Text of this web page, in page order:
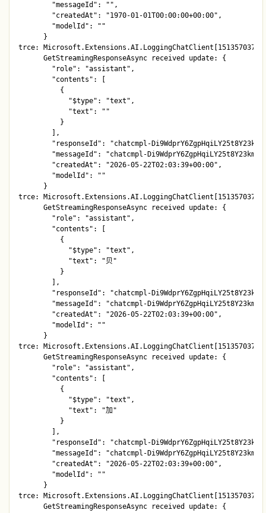
        "messageId": "",
        "createdAt": "1970-01-01T00:00:00+00:00",
        "modelId": ""
      }
trce: Microsoft.Extensions.AI.LoggingChatClient[1513570378]
      GetStreamingResponseAsync received update: {
        "role": "assistant",
        "contents": [
          {
            "$type": "text",
            "text": ""
          }
        ],
"responseId": "chatcmpl-
"messageId": "chatcmpl-
        "createdAt": "2026-05-22T02:03:39+00:00",
        "modelId": ""
      }
trce: Microsoft.Extensions.AI.LoggingChatClient[1513570378]
      GetStreamingResponseAsync received update: {
        "role": "assistant",
        "contents": [
          {
            "$type": "text",
            "text": "贝"
          }
        ],
"responseId": "chatcmpl-
"messageId": "chatcmpl-
        "createdAt": "2026-05-22T02:03:39+00:00",
        "modelId": ""
      }
trce: Microsoft.Extensions.AI.LoggingChatClient[1513570378]
      GetStreamingResponseAsync received update: {
        "role": "assistant",
        "contents": [
          {
            "$type": "text",
            "text": "加"
          }
        ],
"responseId": "chatcmpl-
"messageId": "chatcmpl-
        "createdAt": "2026-05-22T02:03:39+00:00",
        "modelId": ""
      }
trce: Microsoft.Extensions.AI.LoggingChatClient[1513570378]
      GetStreamingResponseAsync received update: {